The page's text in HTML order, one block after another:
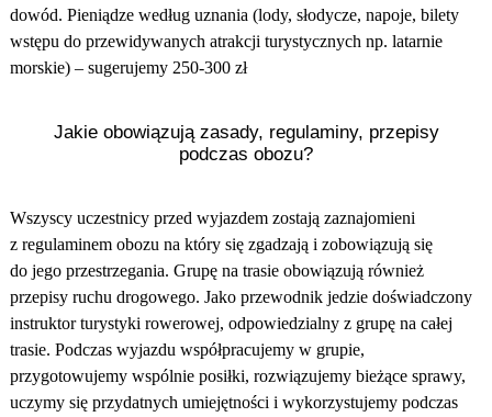
dowód. Pieniądze według uznania (lody, słodycze, napoje, bilety
wstępu do przewidywanych atrakcji turystycznych np. latarnie
morskie) – sugerujemy 250-300 zł
Jakie obowiązują zasady, regulaminy, przepisy
podczas obozu?
Wszyscy uczestnicy przed wyjazdem zostają zaznajomieni
z regulaminem obozu na który się zgadzają i zobowiązują się
do jego przestrzegania. Grupę na trasie obowiązują również
przepisy ruchu drogowego. Jako przewodnik jedzie doświadczony
instruktor turystyki rowerowej, odpowiedzialny z grupę na całej
trasie. Podczas wyjazdu współpracujemy w grupie,
przygotowujemy wspólnie posiłki, rozwiązujemy bieżące sprawy,
uczymy się przydatnych umiejętności i wykorzystujemy podczas